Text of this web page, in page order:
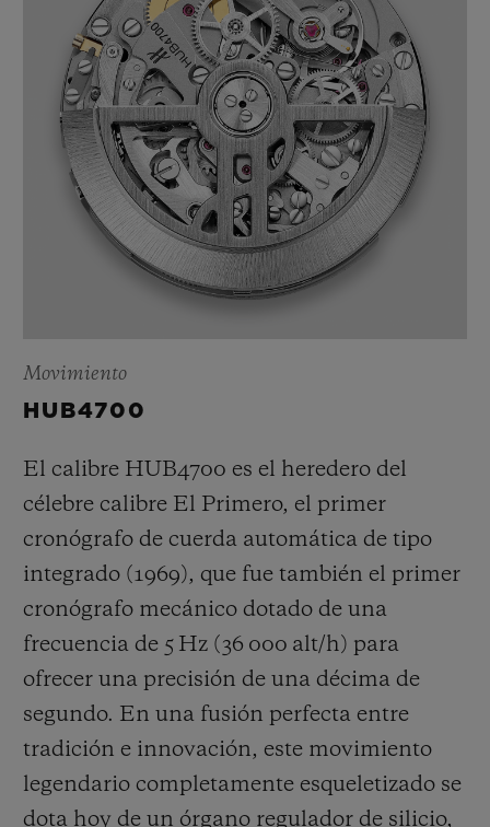
Movimiento
HUB4700
El calibre HUB4700 es el heredero del
célebre calibre El Primero, el primer
cronógrafo de cuerda automática de tipo
integrado (1969), que fue también el primer
cronógrafo mecánico dotado de una
frecuencia de 5 Hz ( 36 000 alt/h) para
ofrecer una precisión de una décima de
segundo. En una fusión perfecta entre
tradición e innovación, este movimiento
legendario completamente esqueletizado se
dota hoy de un órgano regulador de silicio,